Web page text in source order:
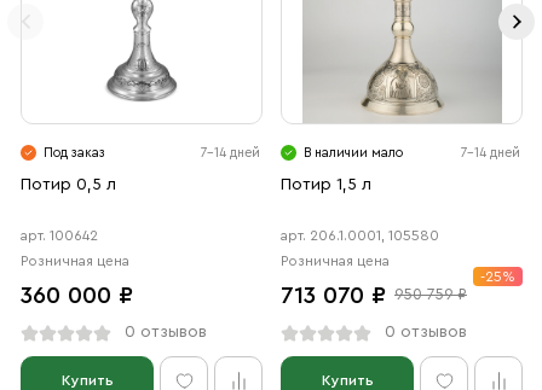
Под заказ 7-14 дней
Потир 0,5 л
арт. 100642
Розничная цена
360 000 ₽
0 отзывов
Купить
В наличии мало 7-14 дней
Потир 1,5 л
арт. 206.1.0001, 105580
Розничная цена
713 070 ₽ 950 759 ₽
-25%
0 отзывов
Купить